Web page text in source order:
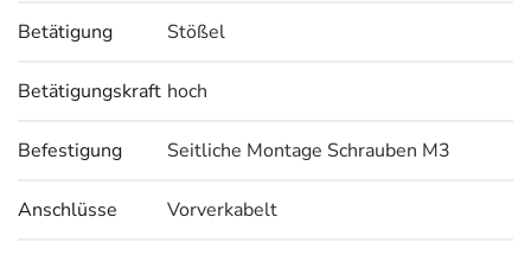
Betätigung Stößel
Betätigungskraft hoch
Befestigung Seitliche Montage Schrauben M3
Anschlüsse Vorverkabelt